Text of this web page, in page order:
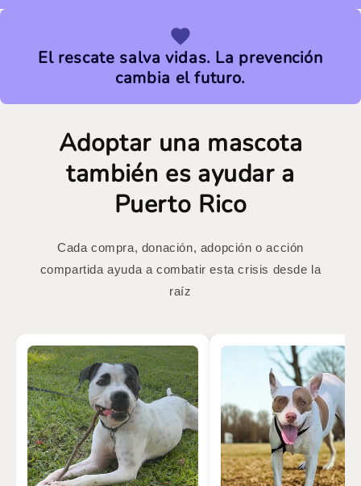
El rescate salva vidas. La prevención
cambia el futuro.
Adoptar una mascota
también es ayudar a
Puerto Rico
Cada compra, donación, adopción o acción
compartida ayuda a combatir esta crisis desde la
raíz